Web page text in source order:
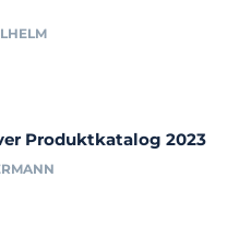
Produktkatalog 2023